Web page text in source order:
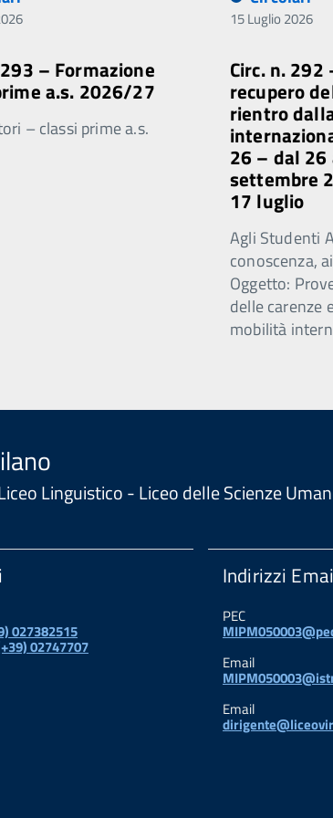
– Formazione
a.s. 2026/27
– classi prime a.s.
15 Luglio 2026
Circ. n. 292
recupero
rientro
26 – dal 26
settembre
17 luglio
Agli Studenti
conoscenza,
Oggetto:
delle carenze
mobilità
Linguistico - Liceo delle Scienze
027382515
02747707
Indirizzi
PEC
Email
Email